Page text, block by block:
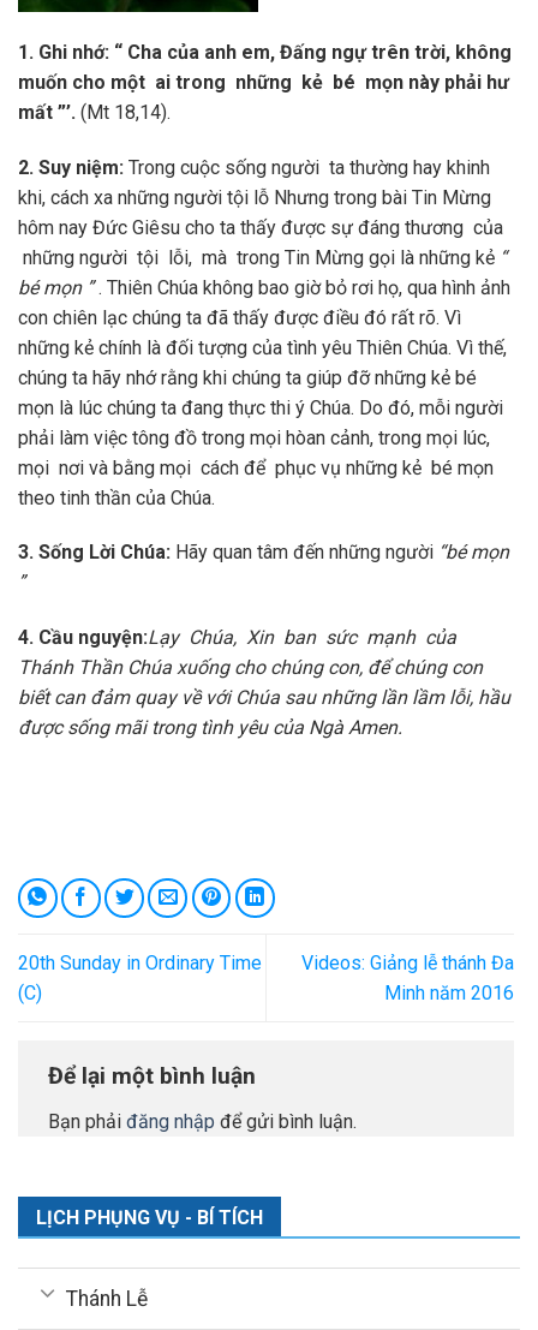
1. Ghi nhớ: “ Cha của anh em, Đấng ngự trên trời, không
muốn cho một ai trong những kẻ bé mọn này phải hư
mất ”’. (Mt 18,14).
2. Suy niệm: Trong cuộc sống người ta thường hay khinh
khi, cách xa những người tội lỗ Nhưng trong bài Tin Mừng
hôm nay Đức Giêsu cho ta thấy được sự đáng thương của
những người tội lỗi, mà trong Tin Mừng gọi là những kẻ “
bé mọn ”. Thiên Chúa không bao giờ bỏ rơi họ, qua hình ảnh
con chiên lạc chúng ta đã thấy được điều đó rất rõ. Vì
những kẻ chính là đối tượng của tình yêu Thiên Chúa. Vì thế,
chúng ta hãy nhớ rằng khi chúng ta giúp đỡ những kẻ bé
mọn là lúc chúng ta đang thực thi ý Chúa. Do đó, mỗi người
phải làm việc tông đồ trong mọi hòan cảnh, trong mọi lúc,
mọi nơi và bằng mọi cách để phục vụ những kẻ bé mọn
theo tinh thần của Chúa.
3. Sống Lời Chúa: Hãy quan tâm đến những người “bé mọn
”
4. Cầu nguyện:Lạy Chúa, Xin ban sức mạnh của
Thánh Thần Chúa xuống cho chúng con, để chúng con
biết can đảm quay về với Chúa sau những lần lầm lỗi, hầu
được sống mãi trong tình yêu của Ngà Amen.
20th Sunday in Ordinary Time
(C)
Videos: Giảng lễ thánh Đa
Minh năm 2016
Để lại một bình luận
Bạn phải đăng nhập để gửi bình luận.
LỊCH PHỤNG VỤ - BÍ TÍCH
Thánh Lễ